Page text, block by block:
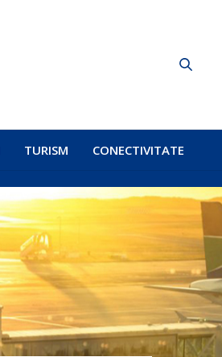
TURISM CONECTIVITATE